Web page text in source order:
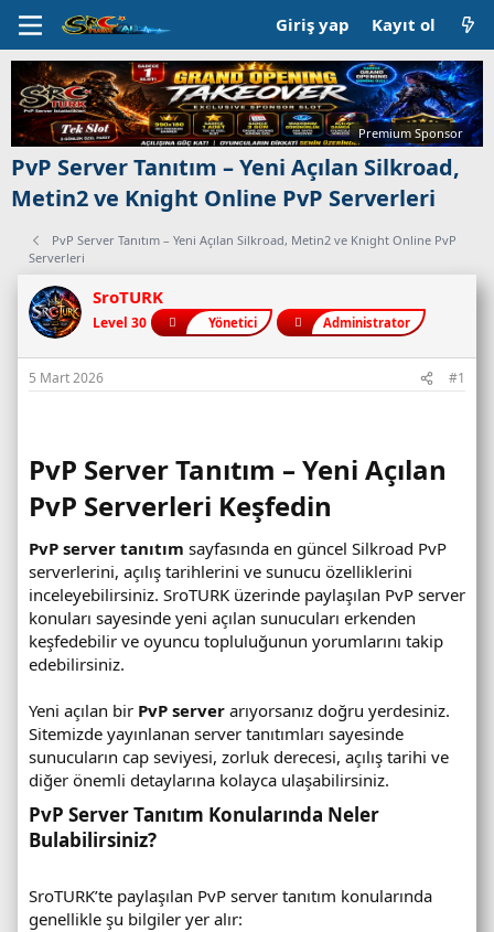
Giriş yap Kayıt ol
Premium Sponsor
PvP Server Tanıtım – Yeni Açılan Silkroad,
Metin2 ve Knight Online PvP Serverleri
PvP Server Tanıtım – Yeni Açılan Silkroad, Metin2 ve Knight Online PvP
Serverleri
SroTURK
Level 30 Yönetici Administrator
5 Mart 2026 #1
PvP Server Tanıtım – Yeni Açılan
PvP Serverleri Keşfedin​
PvP server tanıtım sayfasında en güncel Silkroad PvP
serverlerini, açılış tarihlerini ve sunucu özelliklerini
inceleyebilirsiniz. SroTURK üzerinde paylaşılan PvP server
konuları sayesinde yeni açılan sunucuları erkenden
keşfedebilir ve oyuncu topluluğunun yorumlarını takip
edebilirsiniz.
Yeni açılan bir PvP server arıyorsanız doğru yerdesiniz.
Sitemizde yayınlanan server tanıtımları sayesinde
sunucuların cap seviyesi, zorluk derecesi, açılış tarihi ve
diğer önemli detaylarına kolayca ulaşabilirsiniz.
PvP Server Tanıtım Konularında Neler
Bulabilirsiniz?​
SroTURK’te paylaşılan PvP server tanıtım konularında
genellikle şu bilgiler yer alır: